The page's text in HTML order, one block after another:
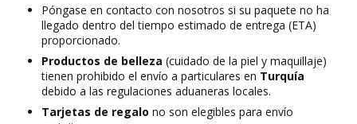
Póngase en contacto con nosotros si su paquete no ha
llegado dentro del tiempo estimado de entrega (ETA)
proporcionado.
Productos de belleza (cuidado de la piel y maquillaje)
tienen prohibido el envío a particulares en Turquía
debido a las regulaciones aduaneras locales.
Tarjetas de regalo no son elegibles para envío